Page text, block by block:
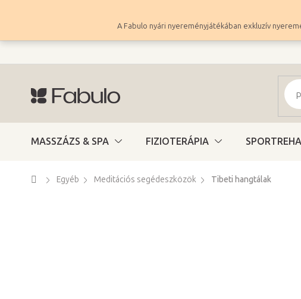
tartalomhoz
A Fabulo nyári nyereményjátékában exkluzív
MASSZÁZS & SPA FIZIOTERÁPIA
Kezdőlap
Egyéb Meditációs segédeszközök Tibeti hangtálak